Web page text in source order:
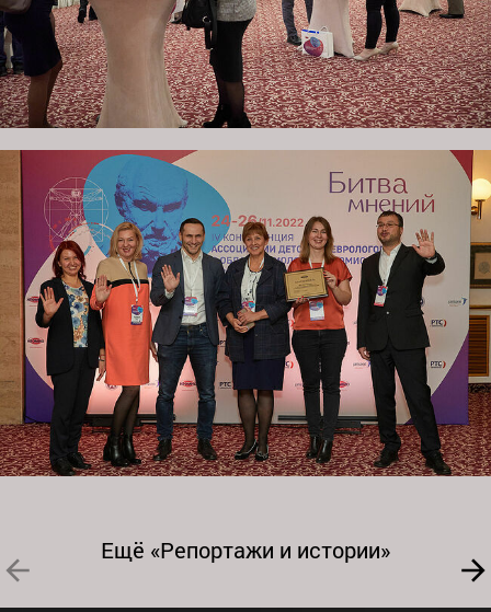
Ещё «Репортажи и истории»